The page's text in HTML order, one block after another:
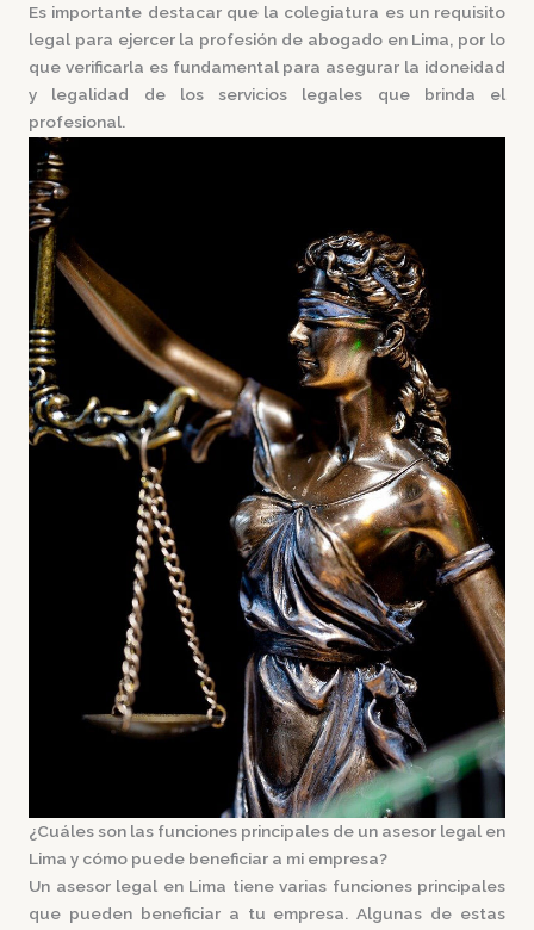
Es importante destacar que la colegiatura es un requisito
legal para ejercer la profesión de abogado en Lima, por lo
que verificarla es fundamental para asegurar la idoneidad
y legalidad de los servicios legales que brinda el
profesional.
¿Cuáles son las funciones principales de un asesor legal en
Lima y cómo puede beneficiar a mi empresa?
Un asesor legal en Lima tiene varias funciones principales
que pueden beneficiar a tu empresa. Algunas de estas